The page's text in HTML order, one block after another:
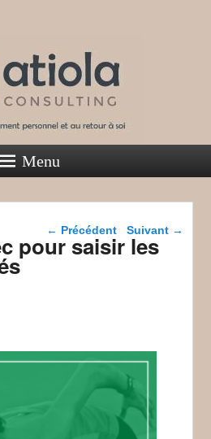
Menu
Navigation dans les
articles
← Précédent Suivant →
pour saisir les